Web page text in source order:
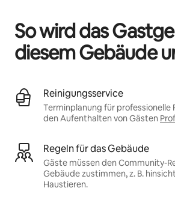
So wird das
diesem Gebäude
Reinigungsservice
Terminplanung für professionelle
den Aufenthalten von Gästen
Regeln für das Gebäude
Gäste müssen den Community-
Gebäude zustimmen, z. B.
Haustieren.